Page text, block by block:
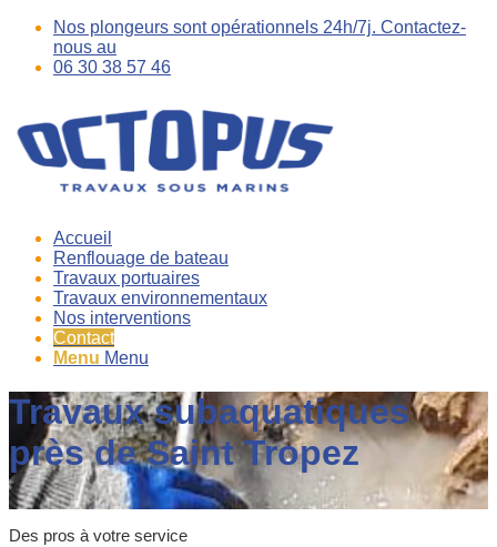
Nos plongeurs sont opérationnels 24h/7j. Contactez-
nous au
06 30 38 57 46
Accueil
Renflouage de bateau
Travaux portuaires
Travaux environnementaux
Nos interventions
Contact
Menu Menu
Travaux subaquatiques
près de Saint Tropez
Des pros à votre service